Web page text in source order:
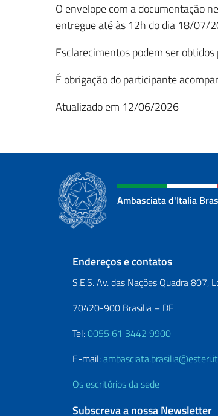
O envelope com a documentação
entregue até às 12h do dia 18/07/
Esclarecimentos podem ser
É obrigação do participante
Atualizado em 12/06/2026
Ambasciata d'Italia
Seção de
Endereços e contatos
S.E.S. Av. das Nações Quadra 807,
70420-900 Brasilia – DF
Tel:0055 61 3442 9900
E-mail:ambasciata.brasilia@esteri.it
Os escritórios da sede
Subscreva a nossa Newsletter